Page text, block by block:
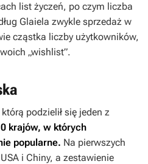
list życzeń, po czym liczba
Glaiela zwykle sprzedaż w
cząstka liczby użytkowników,
„wishlist”.
podzielił się jeden z
krajów, w których
popularne. Na pierwszych
i Chiny, a zestawienie